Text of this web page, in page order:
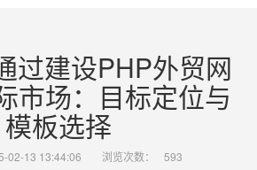
过建设PHP外贸网
市场：目标定位与
模板选择
02-13 13:44:06 浏览次数： 593